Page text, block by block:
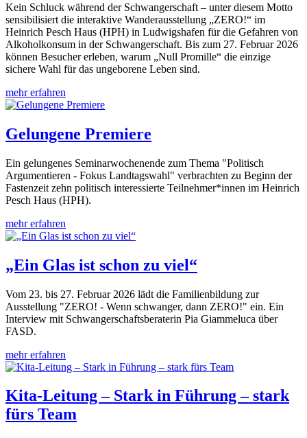
Kein Schluck während der Schwangerschaft – unter diesem Motto
sensibilisiert die interaktive Wanderausstellung „ZERO!“ im
Heinrich Pesch Haus (HPH) in Ludwigshafen für die Gefahren von
Alkoholkonsum in der Schwangerschaft. Bis zum 27. Februar 2026
können Besucher erleben, warum „Null Promille“ die einzige
sichere Wahl für das ungeborene Leben sind.
mehr erfahren
Gelungene Premiere
Ein gelungenes Seminarwochenende zum Thema "Politisch
Argumentieren - Fokus Landtagswahl" verbrachten zu Beginn der
Fastenzeit zehn politisch interessierte Teilnehmer*innen im Heinrich
Pesch Haus (HPH).
mehr erfahren
„Ein Glas ist schon zu viel“
Vom 23. bis 27. Februar 2026 lädt die Familienbildung zur
Ausstellung "ZERO! - Wenn schwanger, dann ZERO!" ein. Ein
Interview mit Schwangerschaftsberaterin Pia Giammeluca über
FASD.
mehr erfahren
Kita-Leitung – Stark in Führung – stark
fürs Team